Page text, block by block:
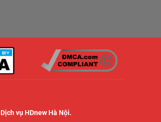
vụ HDnew Hà Nội.